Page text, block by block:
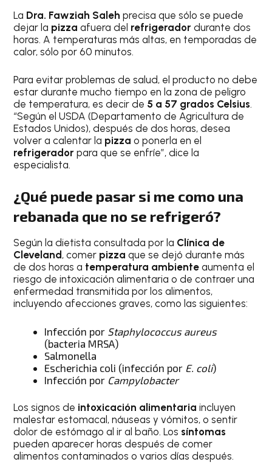
La Dra. Fawziah Saleh precisa que sólo se puede
dejar la pizzaafuera del refrigerador durante dos
horas. A temperaturas más altas, en temporadas de
calor, sólo por 60 minutos.
Para evitar problemas de salud, el producto no debe
estar durante mucho tiempo en la zona de peligro
de temperatura, es decir de 5 a 57 grados Celsius.
“Según el USDA (Departamento de Agricultura de
Estados Unidos), después de dos horas, desea
volver a calentar la pizzao ponerla en el
refrigerador para que se enfríe”, dice la
especialista.
¿Qué puede pasar si me como una
rebanada que no se refrigeró?
Según la dietista consultada por la Clínica de
Cleveland , comer pizza que se dejó durante más
de dos horas a temperatura ambiente aumenta el
riesgo de intoxicación alimentaria o de contraer una
enfermedad transmitida por los alimentos,
incluyendo afecciones graves, como las siguientes:
Infección por Staphylococcus aureus
(bacteria MRSA)
Salmonella
Escherichia coli (infección por E. coli)
Infección por Campylobacter
Los signos de intoxicación alimentariaincluyen
malestar estomacal, náuseas y vómitos, o sentir
dolor de estómago al ir al baño. Los síntomas
pueden aparecer horas después de comer
alimentos contaminados o varios días después.